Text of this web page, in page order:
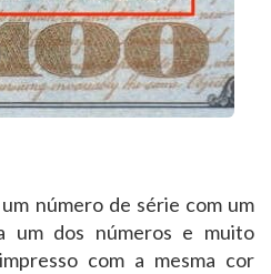
número de série com um
um dos números e muito
com a mesma cor